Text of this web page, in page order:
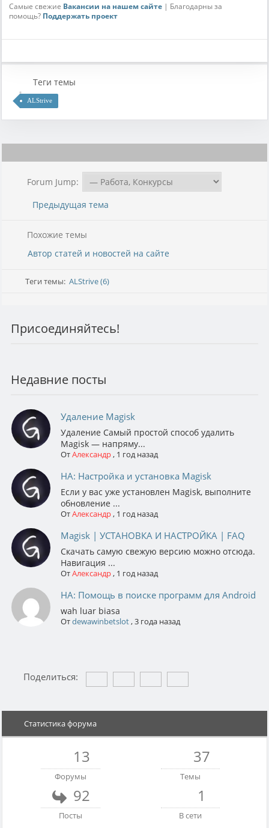
Самые свежие Вакансии на нашем сайте | Благодарны за
помощь? Поддержать проект
Теги темы
ALStrive
Forum Jump:
Предыдущая тема
Похожие темы
Автор статей и новостей на сайте
Теги темы:ALStrive (6)
Присоединяйтесь!
Недавние посты
Удаление Magisk
Удаление Самый простой способ удалить
Magisk — напряму...
ОтАлександр, 1 год назад
НА: Настройка и установка Magisk
Если у вас уже установлен Magisk, выполните
обновление ...
ОтАлександр, 1 год назад
Magisk | УСТАНОВКА И НАСТРОЙКА | FAQ
Скачать самую свежую версию можно отсюда.
Навигация ...
ОтАлександр, 1 год назад
НА: Помощь в поиске программ для Android
wah luar biasa
Отdewawinbetslot,3 года назад
Поделиться:
Статистика форума
13
Форумы
37
Темы
92
Посты
1
В сети